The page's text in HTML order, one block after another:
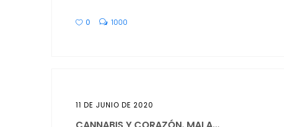
0 1000
11 DE JUNIO DE 2020